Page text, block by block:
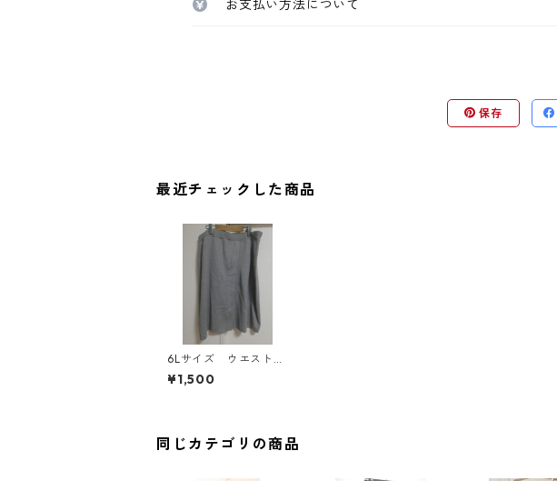
お支払い方法について
保存
最近チェックした商品
6Lサイズ ウエストゴ
ム スリット入りスカ
ート グレー MAA-2
¥1,500
同じカテゴリの商品